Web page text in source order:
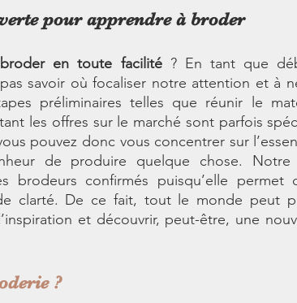
pour apprendre à broder
en toute facilité ? En tant que
savoir où focaliser notre attention et à
préliminaires telles que réunir le
les offres sur le marché sont parfois
pouvez donc vous concentrer sur
de produire quelque chose.
brodeurs confirmés puisqu’elle permet
clarté. De ce fait, tout le monde peut
et découvrir, peut-être, une
?